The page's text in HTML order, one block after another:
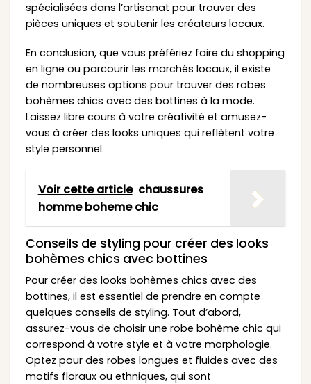
spécialisées dans l’artisanat pour trouver des
pièces uniques et soutenir les créateurs locaux.
En conclusion, que vous préfériez faire du shopping
en ligne ou parcourir les marchés locaux, il existe
de nombreuses options pour trouver des robes
bohèmes chics avec des bottines à la mode.
Laissez libre cours à votre créativité et amusez-
vous à créer des looks uniques qui reflètent votre
style personnel.
Voir cette article chaussures
homme boheme chic
Conseils de styling pour créer des looks
bohèmes chics avec bottines
Pour créer des looks bohèmes chics avec des
bottines, il est essentiel de prendre en compte
quelques conseils de styling. Tout d’abord,
assurez-vous de choisir une robe bohème chic qui
correspond à votre style et à votre morphologie.
Optez pour des robes longues et fluides avec des
motifs floraux ou ethniques, qui sont